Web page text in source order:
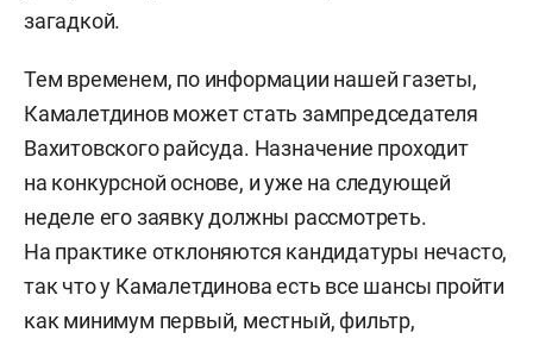
загадкой.
Тем временем, по информации нашей газеты,
Камалетдинов может стать зампредседателя
Вахитовского райсуда. Назначение проходит
на конкурсной основе, и уже на следующей
неделе его заявку должны рассмотреть.
На практике отклоняются кандидатуры нечасто,
так что у Камалетдинова есть все шансы пройти
как минимум первый, местный, фильтр,